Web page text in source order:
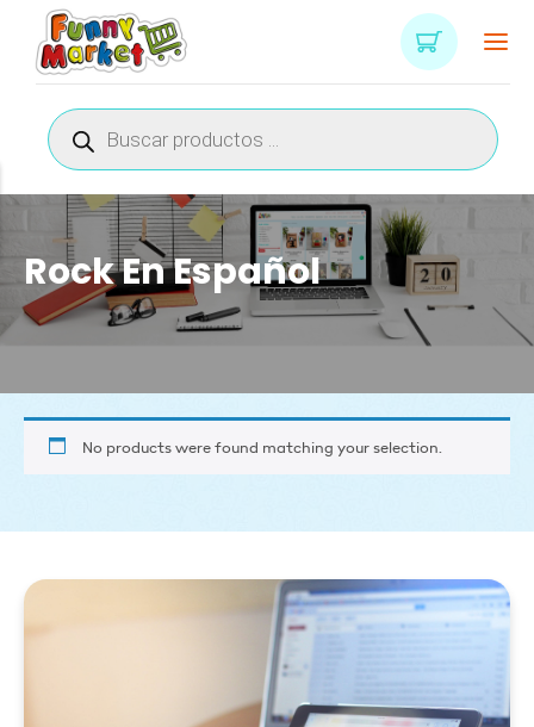
Búsqueda
de
productos
Rock En Español
No products were found matching your selection.